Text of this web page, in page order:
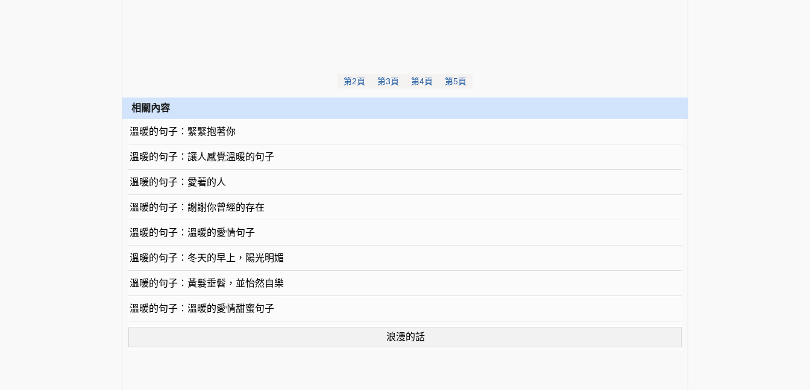
第2頁 第3頁 第4頁 第5頁
相關內容
溫暖的句子：緊緊抱著你
溫暖的句子：讓人感覺溫暖的句子
溫暖的句子：愛著的人
溫暖的句子：謝謝你曾經的存在
溫暖的句子：溫暖的愛情句子
溫暖的句子：冬天的早上，陽光明媚
溫暖的句子：黃髮垂髫，並怡然自樂
溫暖的句子：溫暖的愛情甜蜜句子
浪漫的話